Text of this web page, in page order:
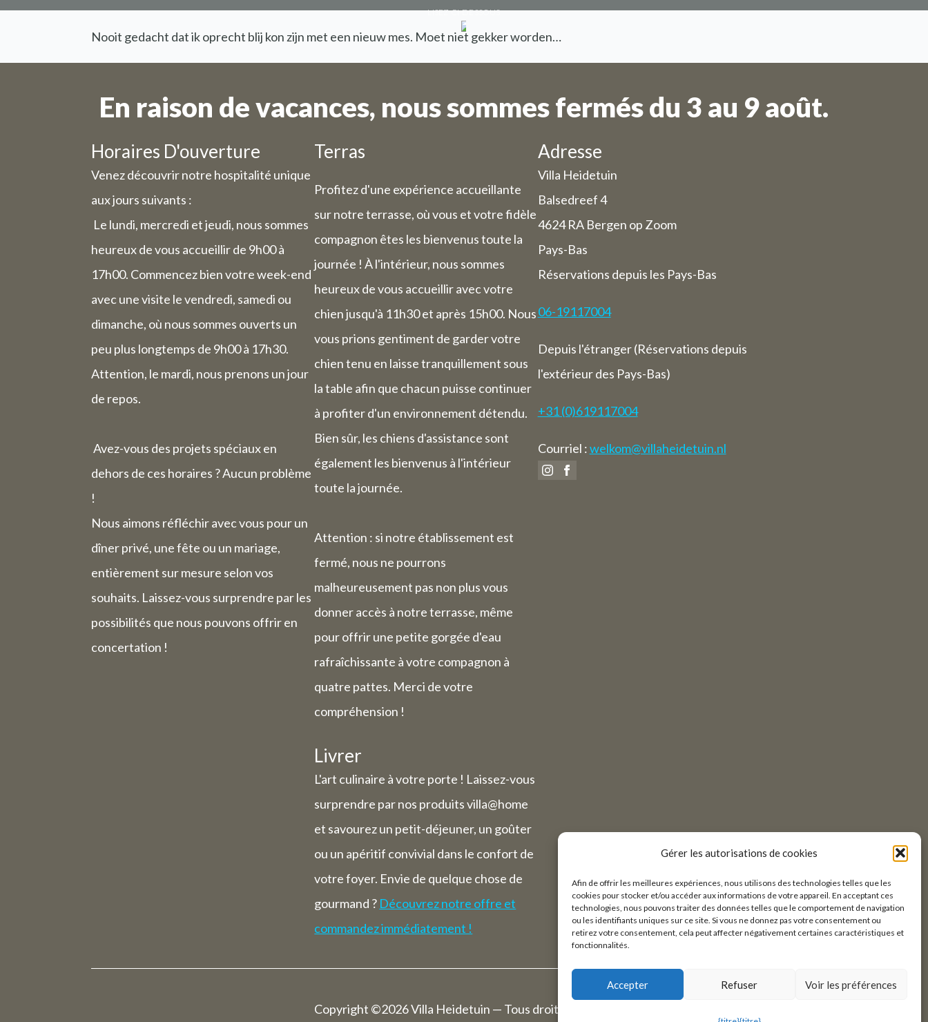
Gérer les autorisations de cookies
Afin de offrir les meilleures expériences, nous utilisons des technologies telles que les
cookies pour stocker et/ou accéder aux informations de votre appareil. En acceptant ces
technologies, nous pouvons traiter des données telles que le comportement de navigation
ou les identifiants uniques sur ce site. Si vous ne donnez pas votre consentement ou
retirez votre consentement, cela peut affecter négativement certaines caractéristiques et
fonctionnalités.
Accepter Refuser Voir les préférences
LISEZ CI-DESSOUS
Nooit gedacht dat ik oprecht blij kon zijn met een nieuw mes. Moet niet gekker worden…
En raison de vacances, nous sommes fermés du 3 au 9 août.
Horaires D'ouverture
Venez découvrir notre hospitalité unique
aux jours suivants :
Le lundi, mercredi et jeudi, nous sommes
heureux de vous accueillir de 9h00 à
17h00. Commencez bien votre week-end
avec une visite le vendredi, samedi ou
dimanche, où nous sommes ouverts un
peu plus longtemps de 9h00 à 17h30.
Attention, le mardi, nous prenons un jour
de repos.
Avez-vous des projets spéciaux en
dehors de ces horaires ? Aucun problème
!
Nous aimons réfléchir avec vous pour un
dîner privé, une fête ou un mariage,
entièrement sur mesure selon vos
souhaits. Laissez-vous surprendre par les
possibilités que nous pouvons offrir en
concertation !
Terras
Profitez d'une expérience accueillante
sur notre terrasse, où vous et votre fidèle
compagnon êtes les bienvenus toute la
journée ! À l'intérieur, nous sommes
heureux de vous accueillir avec votre
chien jusqu'à 11h30 et après 15h00. Nous
vous prions gentiment de garder votre
chien tenu en laisse tranquillement sous
la table afin que chacun puisse continuer
à profiter d'un environnement détendu.
Bien sûr, les chiens d'assistance sont
également les bienvenus à l'intérieur
toute la journée.
Attention : si notre établissement est
fermé, nous ne pourrons
malheureusement pas non plus vous
donner accès à notre terrasse, même
pour offrir une petite gorgée d'eau
rafraîchissante à votre compagnon à
quatre pattes. Merci de votre
compréhension !
Livrer
L'art culinaire à votre porte ! Laissez-vous
surprendre par nos produits villa@home
et savourez un petit-déjeuner, un goûter
ou un apéritif convivial dans le confort de
votre foyer. Envie de quelque chose de
gourmand ? Découvrez notre offre et
commandez immédiatement !
Adresse
Villa Heidetuin
Balsedreef 4
4624 RA Bergen op Zoom
Pays-Bas
Réservations depuis les Pays-Bas
06-19117004
Depuis l'étranger (Réservations depuis
l'extérieur des Pays-Bas)
+31 (0)619117004
Courriel :welkom@villaheidetuin.nl
Copyright ©2026 Villa Heidetuin — Tous droits réservés
Les commandes ne sont pas possibles pour la période du 27
En raison de la période de vacances, nous avons quelques
horaires d'ouverture / jours de fermeture modifiés.
Daghoreca :
Mercredi 29 et jeudi 30 juillet, notre service de restauration
sera fermé (vous pourrez cependant toujours réserver des
chambres).
Le vendredi 31 juillet jusqu'au dimanche 1er août, nous serons
heureux de vous accueillir de 9h00 à 17h30.
La semaine du 3 au 9 août, nous serons entièrement fermés (y
compris pour les nuitées).
Chambre d'hôtes :
La semaine du 3 août au 9 août, nous serons également fermés
pour les nuitées.